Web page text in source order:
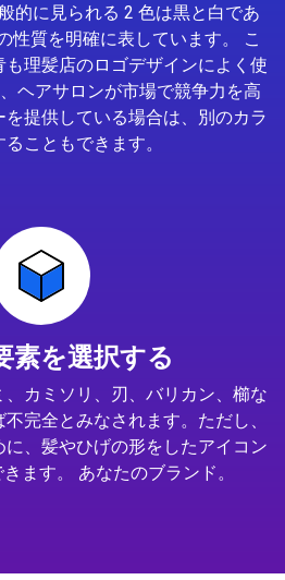
的に見られる 2 色は黒と白であ
性質を明確に表しています。 こ
理髪店のロゴデザインによく使
ヘアサロンが市場で競争力を高
提供している場合は、別のカラ
こともできます。
素を選択する
カミソリ、刃、バリカン、櫛な
完全とみなされます。ただし、
、髪やひげの形をしたアイコン
ます。 あなたのブランド。